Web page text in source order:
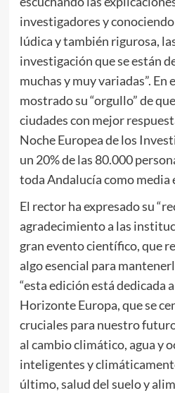
investigadores y
lúdica y también rigurosa,
investigación que se están
muchas y muy variadas”. En
mostrado su “orgullo” de
ciudades con mejor
Noche Europea de los
un 20% de las 80.000
toda Andalucía como media
El rector ha expresado su
agradecimiento a las
gran evento científico, que
algo esencial para
“esta edición está dedicada
Horizonte Europa, que se
cruciales para nuestro
al cambio climático, agua y
inteligentes y
último, salud del suelo y